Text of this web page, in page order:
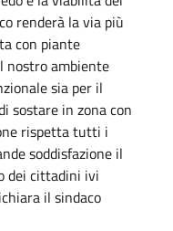
renderà la via più
con piante
nostro ambiente
sia per il
sostare in zona con
rispetta tutti i
soddisfazione il
dei cittadini ivi
il sindaco